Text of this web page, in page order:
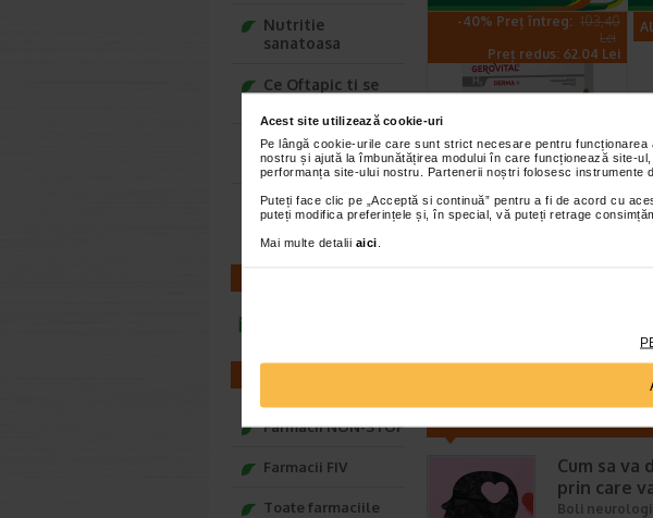
Acest site utilizează cookie-uri
Pe lângă cookie-urile care sunt strict necesare pentru
nostru și ajută la îmbunătățirea modului în care funcționează site-
performanța site-ului nostru. Partenerii noștri folosesc instrumente
Puteți face clic pe „Acceptă si continuă” pentru a fi de acord cu
puteți modifica preferințele și, în special, vă puteți retrage
Mai multe detalii aici
-40% Preț întreg: 103,40
Lei
Preț redus: 62.04 Lei
Derma+ Fiole cu ser
concentrat antirid,
10 x 2 ml…
CELE MAI RECENTE
Cum sa
prin care
Boli
Nutritie
sanatoasa
Ce Oftapic ti se
Adora – Adorabili
din prima clipa
Seturi cadou
Baylis&Harding
Farmacii NON-STOP
Farmacii FIV
Toate farmaciile